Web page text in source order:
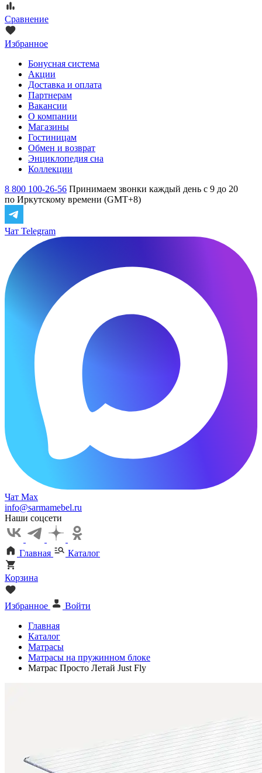
Сравнение
Избранное
Бонусная система
Акции
Доставка и оплата
Партнерам
Вакансии
О компании
Магазины
Гостиницам
Обмен и возврат
Энциклопедия сна
Коллекции
8 800 100-26-56 Принимаем звонки каждый день с 9 до 20
по Иркутскому времени (GMT+8)
Чат Telegram
Чат Max
info@sarmamebel.ru
Наши соцсети
Главная Каталог
Корзина
Избранное
Войти
Главная
Каталог
Матрасы
Матрасы на пружинном блоке
Матрас Просто Летай Just Fly